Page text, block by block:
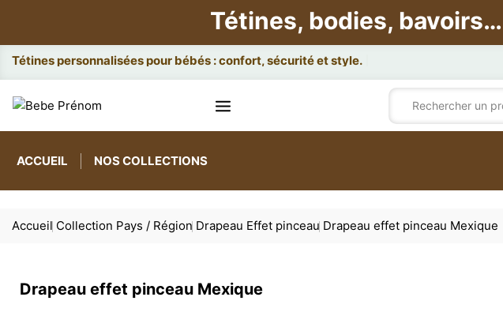
Tétines, bodies, bavoirs…
Attach
ACCUEIL NOS COLLECTIONS
Accueil Collection Pays / Région Drapeau Effet pinceau Drapeau effet pinceau Mexique
Drapeau effet pinceau Mexique